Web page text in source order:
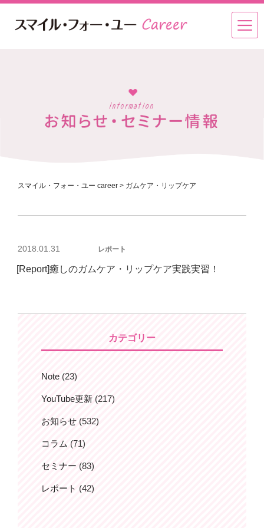
スマイル・フォー・ユー career > ガムケア・リップケア
投
日:
2018.01.31 レポート
[Report]癒しのガムケア・リップケア実践実習！
カテゴリー
Note (23)
YouTube更新 (217)
お知らせ (532)
コラム (71)
セミナー (83)
レポート (42)